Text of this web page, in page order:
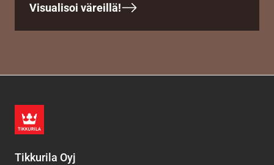
Visualisoi väreillä!
Tikkurila Oyj